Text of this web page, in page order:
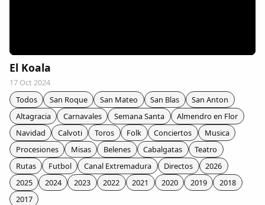
Comunidad
Colaboradores
AlkoTV
Biblioteca
El Koala
17 Oct 2024
Todos
San Roque San Mateo San Blas
San Anton
Altagracia
Carnavales Semana Santa
Almendro en Flor
Navidad
Calvoti Toros Folk Conciertos
Musica
Procesiones
Misas Belenes Cabalgatas
Teatro
Rutas
Futbol Canal Extremadura Directos
2026
2025
2024 2023 2022 2021 2020 2019
2018
2017